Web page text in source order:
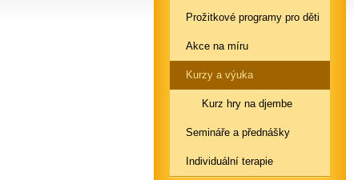
Prožitkové programy pro děti
Akce na míru
Kurzy a výuka
Kurz hry na djembe
Semináře a přednášky
Individuální terapie